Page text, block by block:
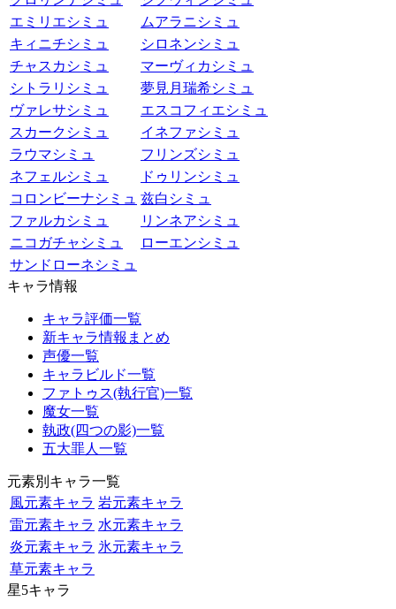
エミリエシミュ
ムアラニシミュ
キィニチシミュ
シロネンシミュ
チャスカシミュ
マーヴィカシミュ
シトラリシミュ
夢見月瑞希シミュ
ヴァレサシミュ
エスコフィエシミュ
スカークシミュ
イネファシミュ
ラウマシミュ
フリンズシミュ
ネフェルシミュ
ドゥリンシミュ
コロンビーナシミュ 兹白シミュ
ファルカシミュ
リンネアシミュ
ニコガチャシミュ
ローエンシミュ
サンドローネシミュ
キャラ情報
キャラ評価一覧
新キャラ情報まとめ
声優一覧
キャラビルド一覧
ファトゥス(執行官)一覧
魔女一覧
執政(四つの影)一覧
五大罪人一覧
元素別キャラ一覧
風元素キャラ 岩元素キャラ
雷元素キャラ 水元素キャラ
炎元素キャラ 氷元素キャラ
草元素キャラ
星5キャラ